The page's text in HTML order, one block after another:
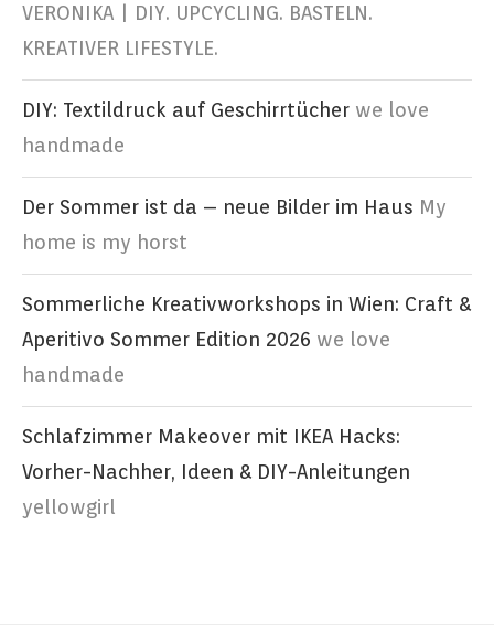
VERONIKA | DIY. UPCYCLING. BASTELN.
KREATIVER LIFESTYLE.
DIY: Textildruck auf Geschirrtücher we love
handmade
Der Sommer ist da – neue Bilder im Haus My
home is my horst
Sommerliche Kreativworkshops in Wien: Craft &
Aperitivo Sommer Edition 2026 we love
handmade
Schlafzimmer Makeover mit IKEA Hacks:
Vorher-Nachher, Ideen & DIY-Anleitungen
yellowgirl